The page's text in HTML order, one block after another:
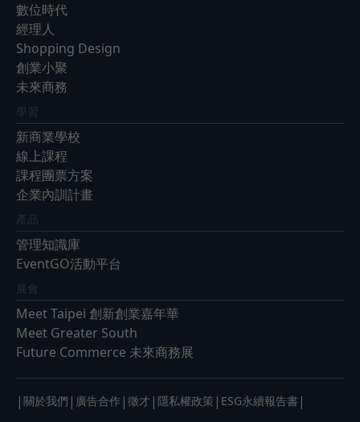
數位時代
經理人
Shopping Design
創業小聚
未來商務
學習
新商業學校
線上課程
課程團票方案
企業內訓計畫
產品
管理知識庫
EventGO活動平台
展會
Meet Taipei 創新創業嘉年華
Meet Greater South
Future Commerce 未來商務展
| 關於我們 | 廣告合作 | 徵才 | 隱私權政策 | ESG永續報告書 |